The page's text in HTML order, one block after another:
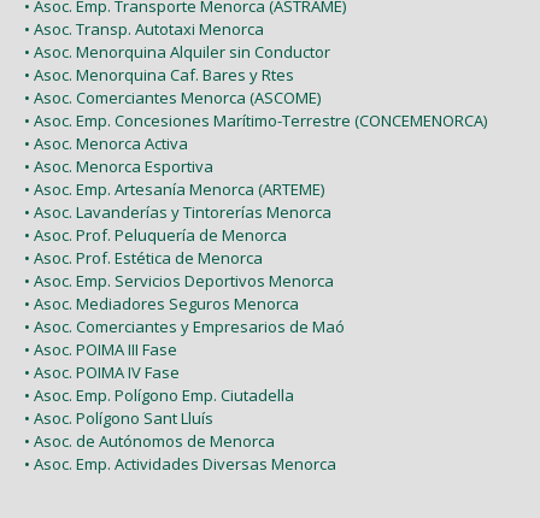
• Asoc. Emp. Transporte Menorca (ASTRAME)
• Asoc. Transp. Autotaxi Menorca
• Asoc. Menorquina Alquiler sin Conductor
• Asoc. Menorquina Caf. Bares y Rtes
• Asoc. Comerciantes Menorca (ASCOME)
• Asoc. Emp. Concesiones Marítimo-Terrestre (CONCEMENORCA)
• Asoc. Menorca Activa
• Asoc. Menorca Esportiva
• Asoc. Emp. Artesanía Menorca (ARTEME)
• Asoc. Lavanderías y Tintorerías Menorca
• Asoc. Prof. Peluquería de Menorca
• Asoc. Prof. Estética de Menorca
• Asoc. Emp. Servicios Deportivos Menorca
• Asoc. Mediadores Seguros Menorca
• Asoc. Comerciantes y Empresarios de Maó
• Asoc. POIMA III Fase
• Asoc. POIMA IV Fase
• Asoc. Emp. Polígono Emp. Ciutadella
• Asoc. Polígono Sant Lluís
• Asoc. de Autónomos de Menorca
• Asoc. Emp. Actividades Diversas Menorca